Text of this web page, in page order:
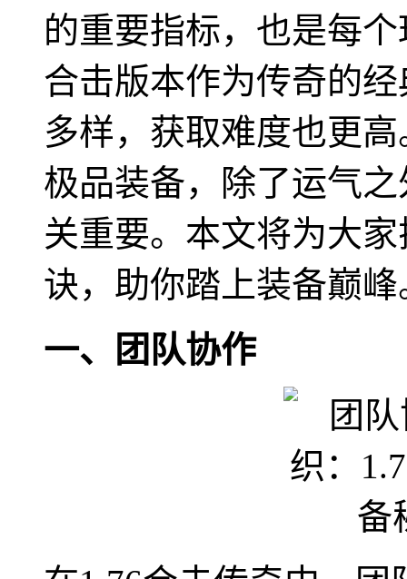
的重要指标，也是每
合击版本作为传奇的
多样，获取难度也更
极品装备，除了运气
关重要。本文将为大
诀，助你踏上装备巅峰
一、团队协作